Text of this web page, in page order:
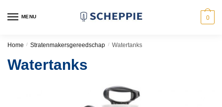
MENU 0
Home / Stratenmakersgereedschap / Watertanks
Watertanks